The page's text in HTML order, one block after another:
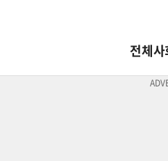
전체사